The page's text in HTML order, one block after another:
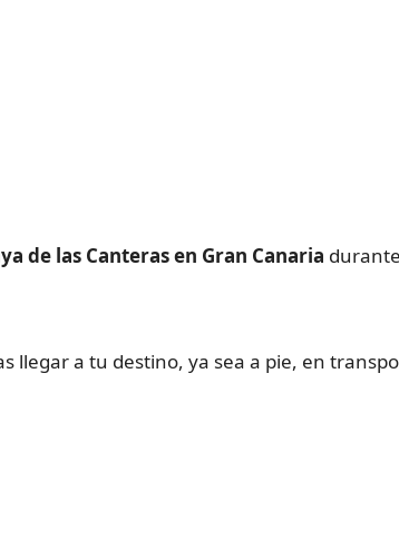
de las Canteras en Gran Canaria
llegar a tu destino, ya sea a pie, en